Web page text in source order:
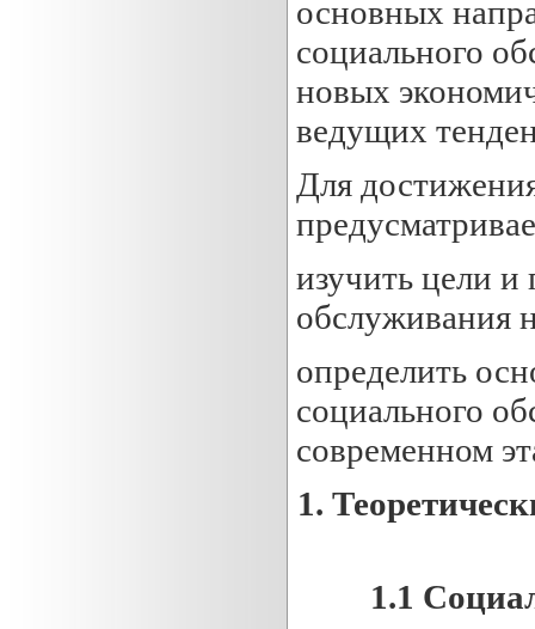
основных
социального
новых
ведущих
Для
изучить цели
обслуживания
определить
социального
современном
1.
1.1